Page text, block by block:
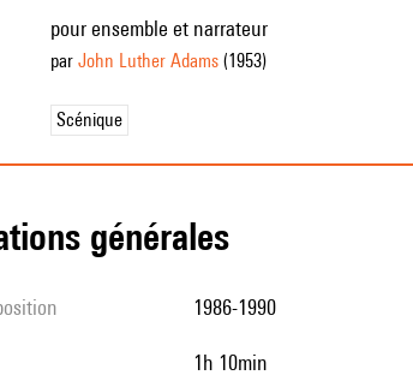
pour ensemble et narrateur
par John Luther Adams(1953)
Scénique
générales
1986-1990
1h 10min